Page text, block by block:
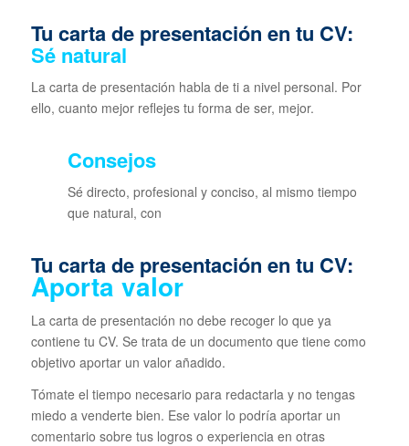
Tu carta de presentación en tu CV:
Sé natural
La carta de presentación habla de ti a nivel personal. Por
ello, cuanto mejor reflejes tu forma de ser, mejor.
Consejos
Sé directo, profesional y conciso, al mismo tiempo
que natural, con
Tu carta de presentación en tu CV:
Aporta valor
La carta de presentación no debe recoger lo que ya
contiene tu CV. Se trata de un documento que tiene como
objetivo aportar un valor añadido.
Tómate el tiempo necesario para redactarla y no tengas
miedo a venderte bien. Ese valor lo podría aportar un
comentario sobre tus logros o experiencia en otras